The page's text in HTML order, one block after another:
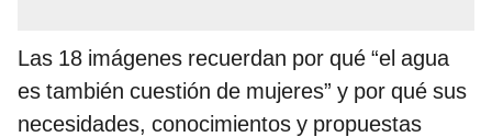
Las 18 imágenes recuerdan por qué “el agua
es también cuestión de mujeres” y por qué sus
necesidades, conocimientos y propuestas